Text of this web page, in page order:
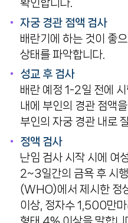
확인합니다.
자궁 경관 점액 검사
배란기에 하는 것이 좋
상태를 파악합니다.
성교 후 검사
배란 예정 1-2일 전에
내에 부인의 경관 점액
부인의 자궁 경관 내로
정액 검사
난임 검사 시작 시에 여
2~3일간의 금욕 후 시
(WHO)에서 제시한 정
이상, 정자수 1,500만